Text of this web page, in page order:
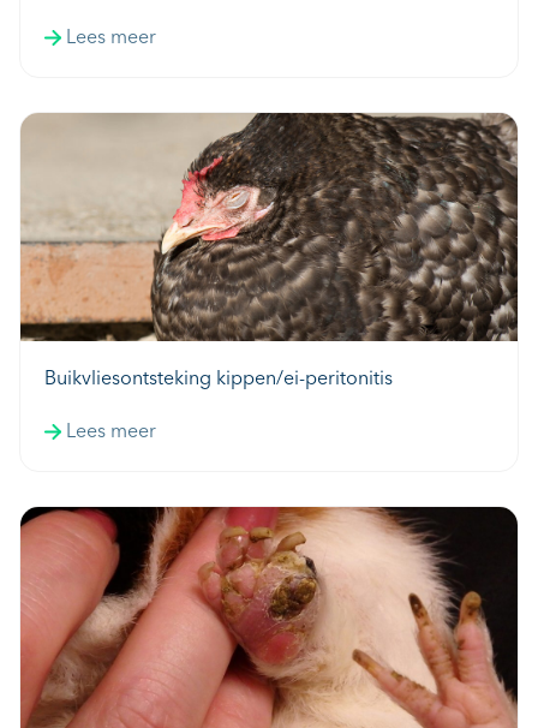
Lees meer
Buikvliesontsteking kippen/ei-peritonitis
Lees meer